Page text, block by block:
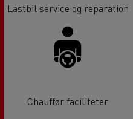
Lastbil service og reparation
Chauffør faciliteter